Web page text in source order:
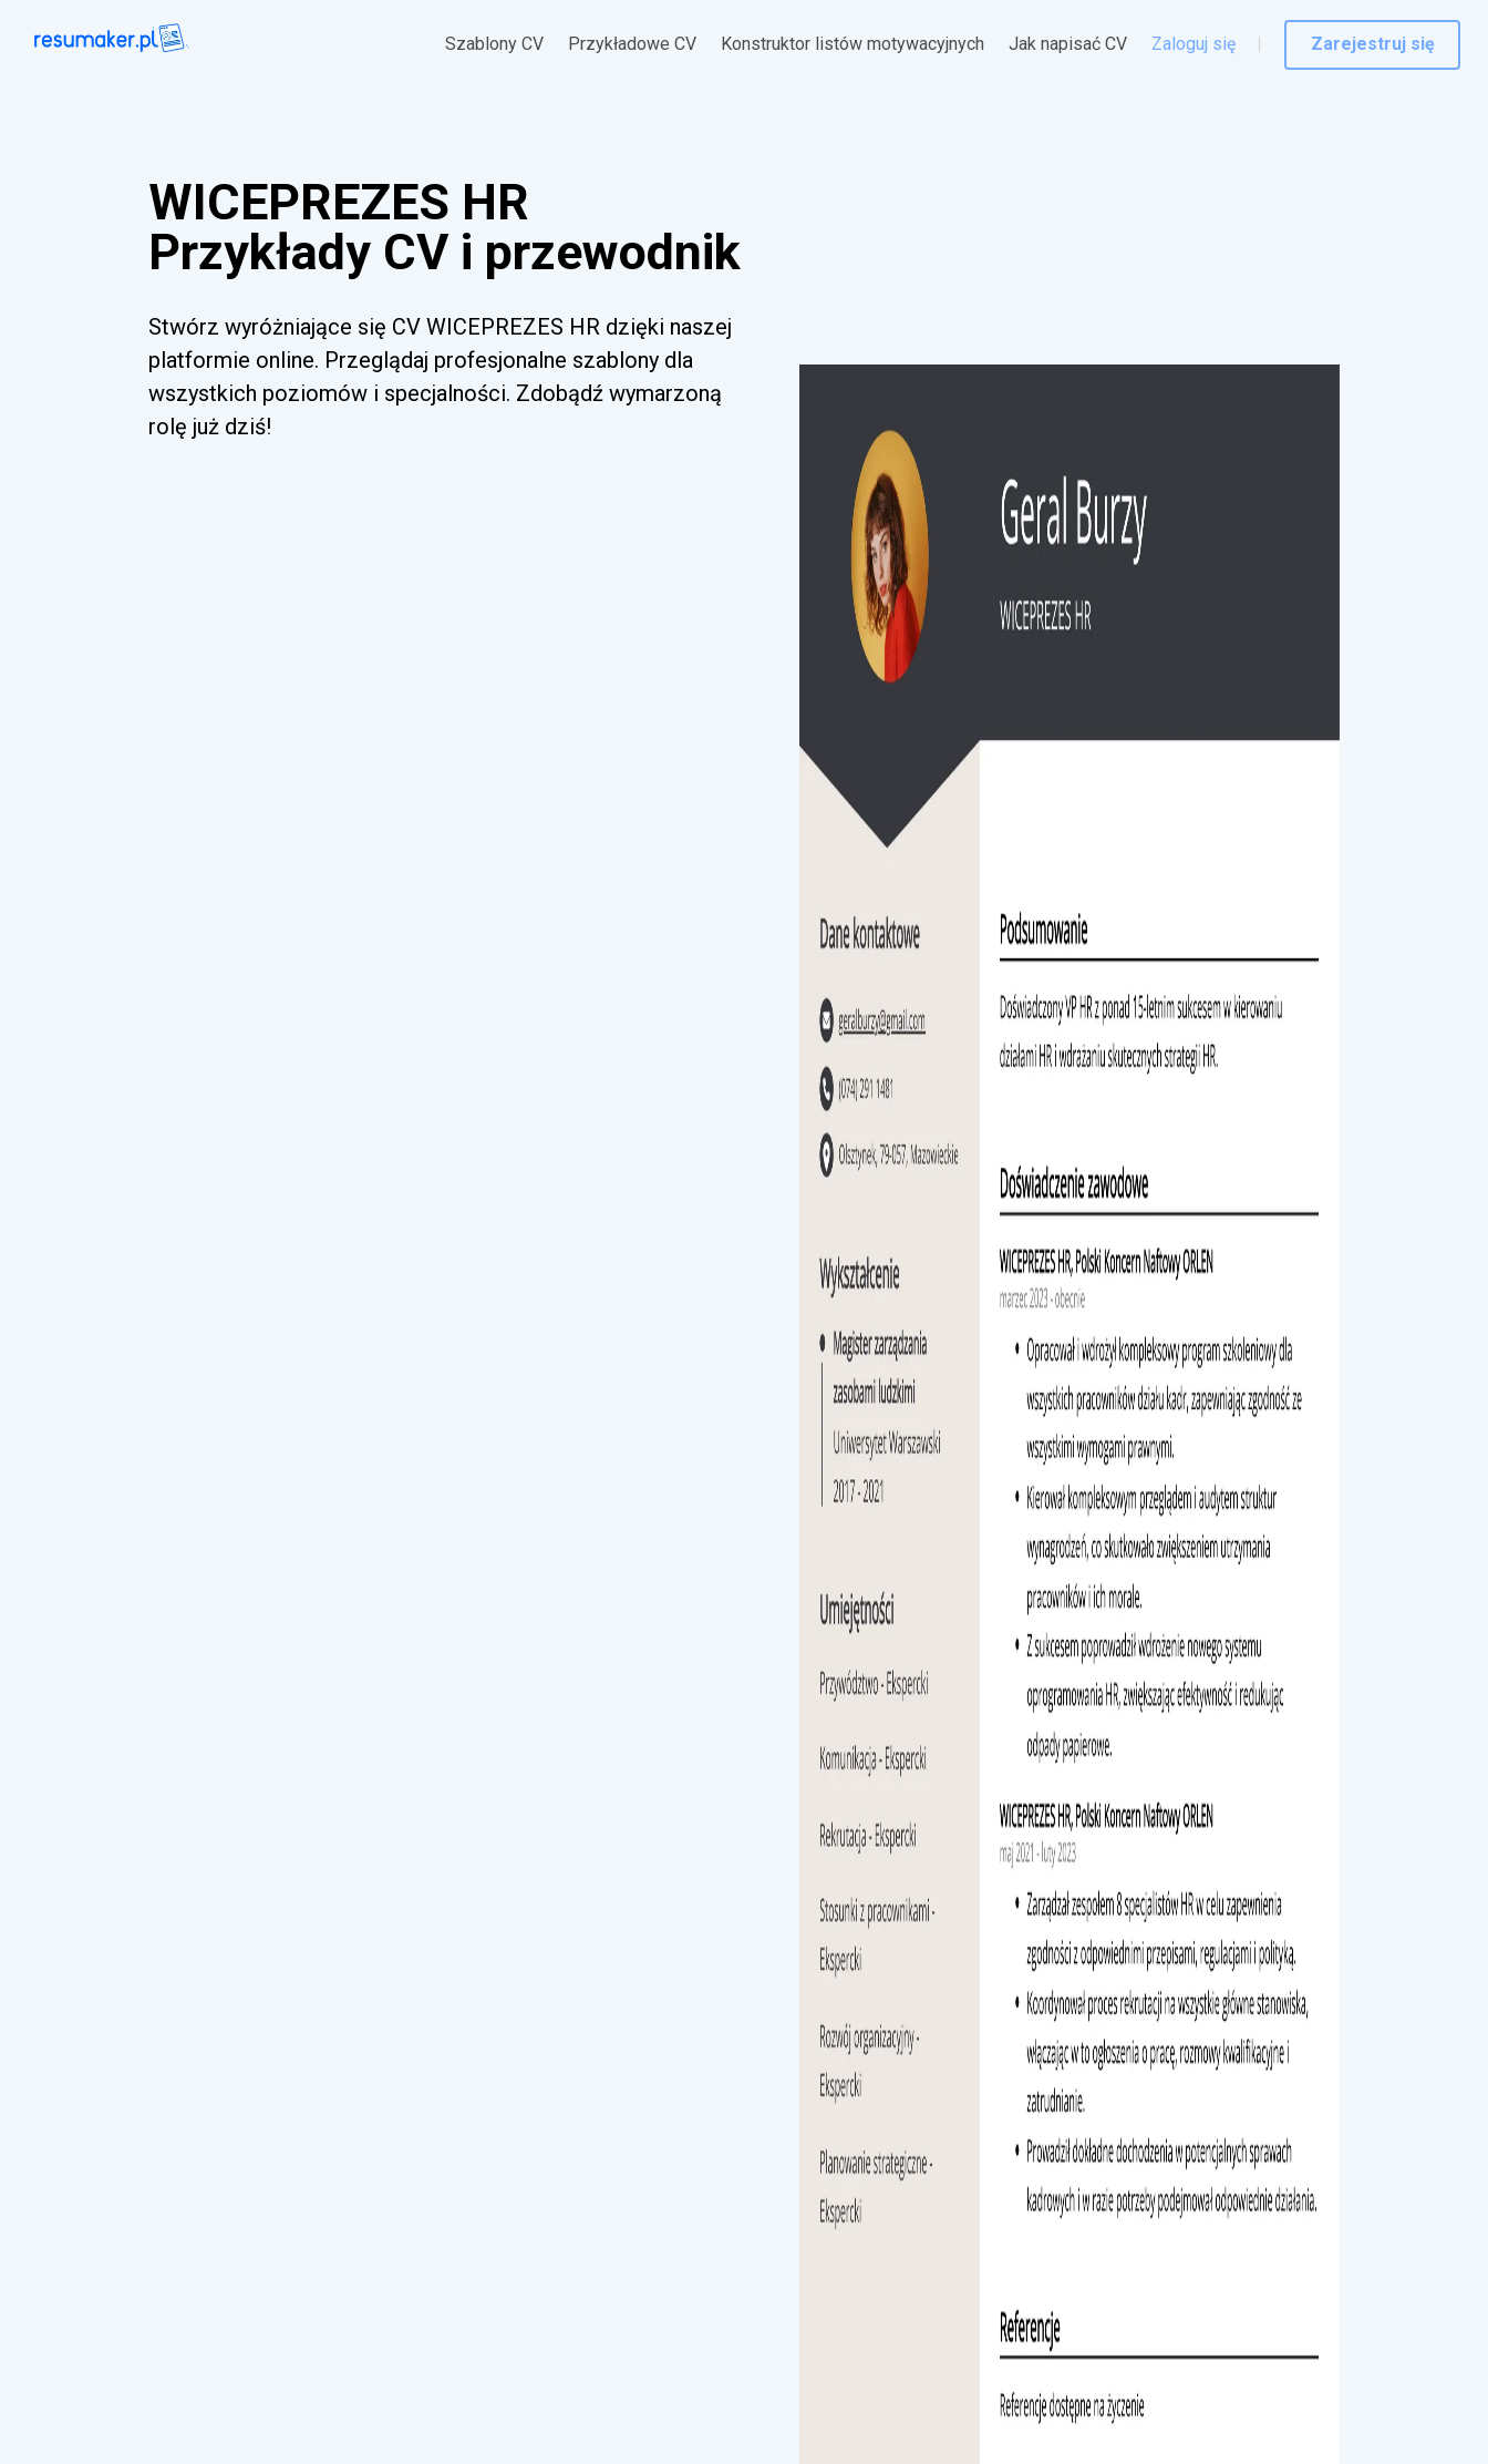
Szablony CV Przykładowe CV Konstruktor listów motywacyjnych Jak napisać CV Zaloguj się Zarejestruj się
WICEPREZES HR
Przykłady CV i przewodnik
Stwórz wyróżniające się CV WICEPREZES HR dzięki naszej
platformie online. Przeglądaj profesjonalne szablony dla
wszystkich poziomów i specjalności. Zdobądź wymarzoną
rolę już dziś!